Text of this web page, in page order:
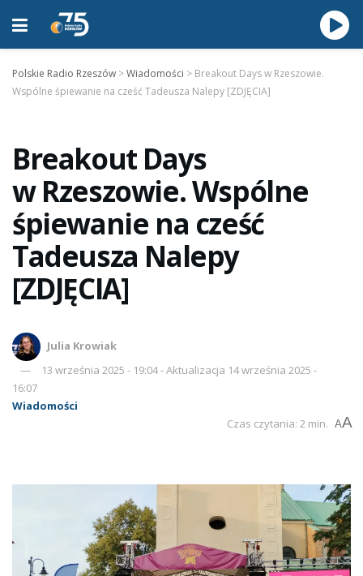
Polskie Radio Rzeszów >Wiadomości > Breakout Days w Rzeszowie.
Wspólne śpiewanie na cześć Tadeusza Nalepy [ZDJĘCIA]
Breakout Days
w Rzeszowie. Wspólne
śpiewanie na cześć
Tadeusza Nalepy
[ZDJĘCIA]
Julia Krowiak
13 września 2025 - 19:04 - Aktualizacja 14 września 2025 -
16:07
Wiadomości
Czas czytania: 2 min. AA